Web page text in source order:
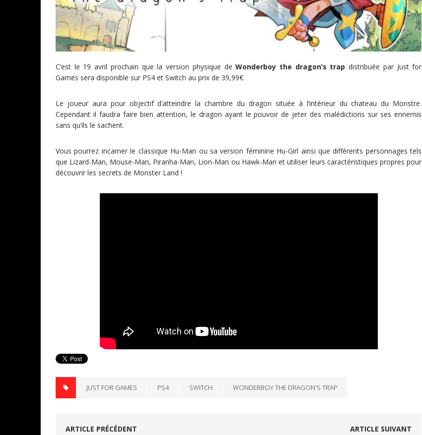
C’est le 19 avril prochain que la version physique deWonderboy the dragon’s trap distribuée par Just for
Games sera disponible sur PS4 et Switch au prix de 39,99€.
Le joueur aura pour objectif d’atteindre la chambre du dragon située à l’intérieur du chateau du Monstre.
Cependant il faudra faire bien attention, le dragon ayant le pouvoir de jeter des malédictions sur ses ennemis
sans qu’ils le sachent.
Vous pourrez incarner le classique Hu-Man ou sa version féminine Hu-Girl ainsi que différents personnages tels
que Lizard-Man, Mouse-Man, Piranha-Man, Lion-Man ou Hawk-Man et utiliser leurs caractéristiques propres pour
découvrir les secrets de Monster Land !
JUST FOR GAMES PS4 SWITCH WONDERBOY THE DRAGON'S TRAP
ARTICLE PRÉCÉDENT ARTICLE SUIVANT